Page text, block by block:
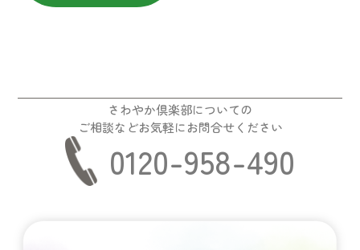
さわやか倶楽部についての
ご相談などお気軽にお問合せください
0120-958-490